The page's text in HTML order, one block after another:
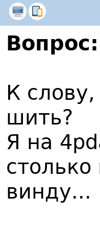
Вопрос:
К
шить?
Я на
винду...